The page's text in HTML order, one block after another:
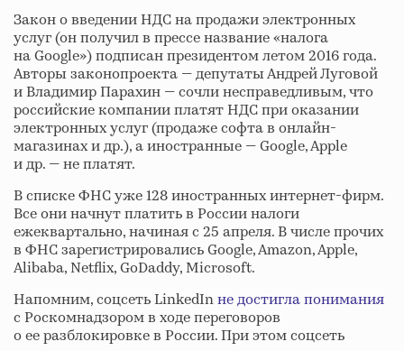
Закон о введении НДС на продажи электронных
услуг (он получил в прессе название «налога
на Google») подписан президентом летом 2016 года.
Авторы законопроекта — депутаты Андрей Луговой
и Владимир Парахин — сочли несправедливым, что
российские компании платят НДС при оказании
электронных услуг (продаже софта в онлайн-
магазинах и др.), а иностранные — Google, Apple
и др. — не платят.
В списке ФНС уже 128 иностранных интернет-фирм.
Все они начнут платить в России налоги
ежеквартально, начиная с 25 апреля. В числе прочих
в ФНС зарегистрировались Google, Amazon, Apple,
Alibaba, Netflix, GoDaddy, Microsoft.
Напомним, соцсеть LinkedInне достигла понимания
с Роскомнадзором в ходе переговоров
о ее разблокировке в России. При этом соцсеть